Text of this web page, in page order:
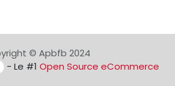
© Apbfb 2024
- Le #1 Open Source eCommerce